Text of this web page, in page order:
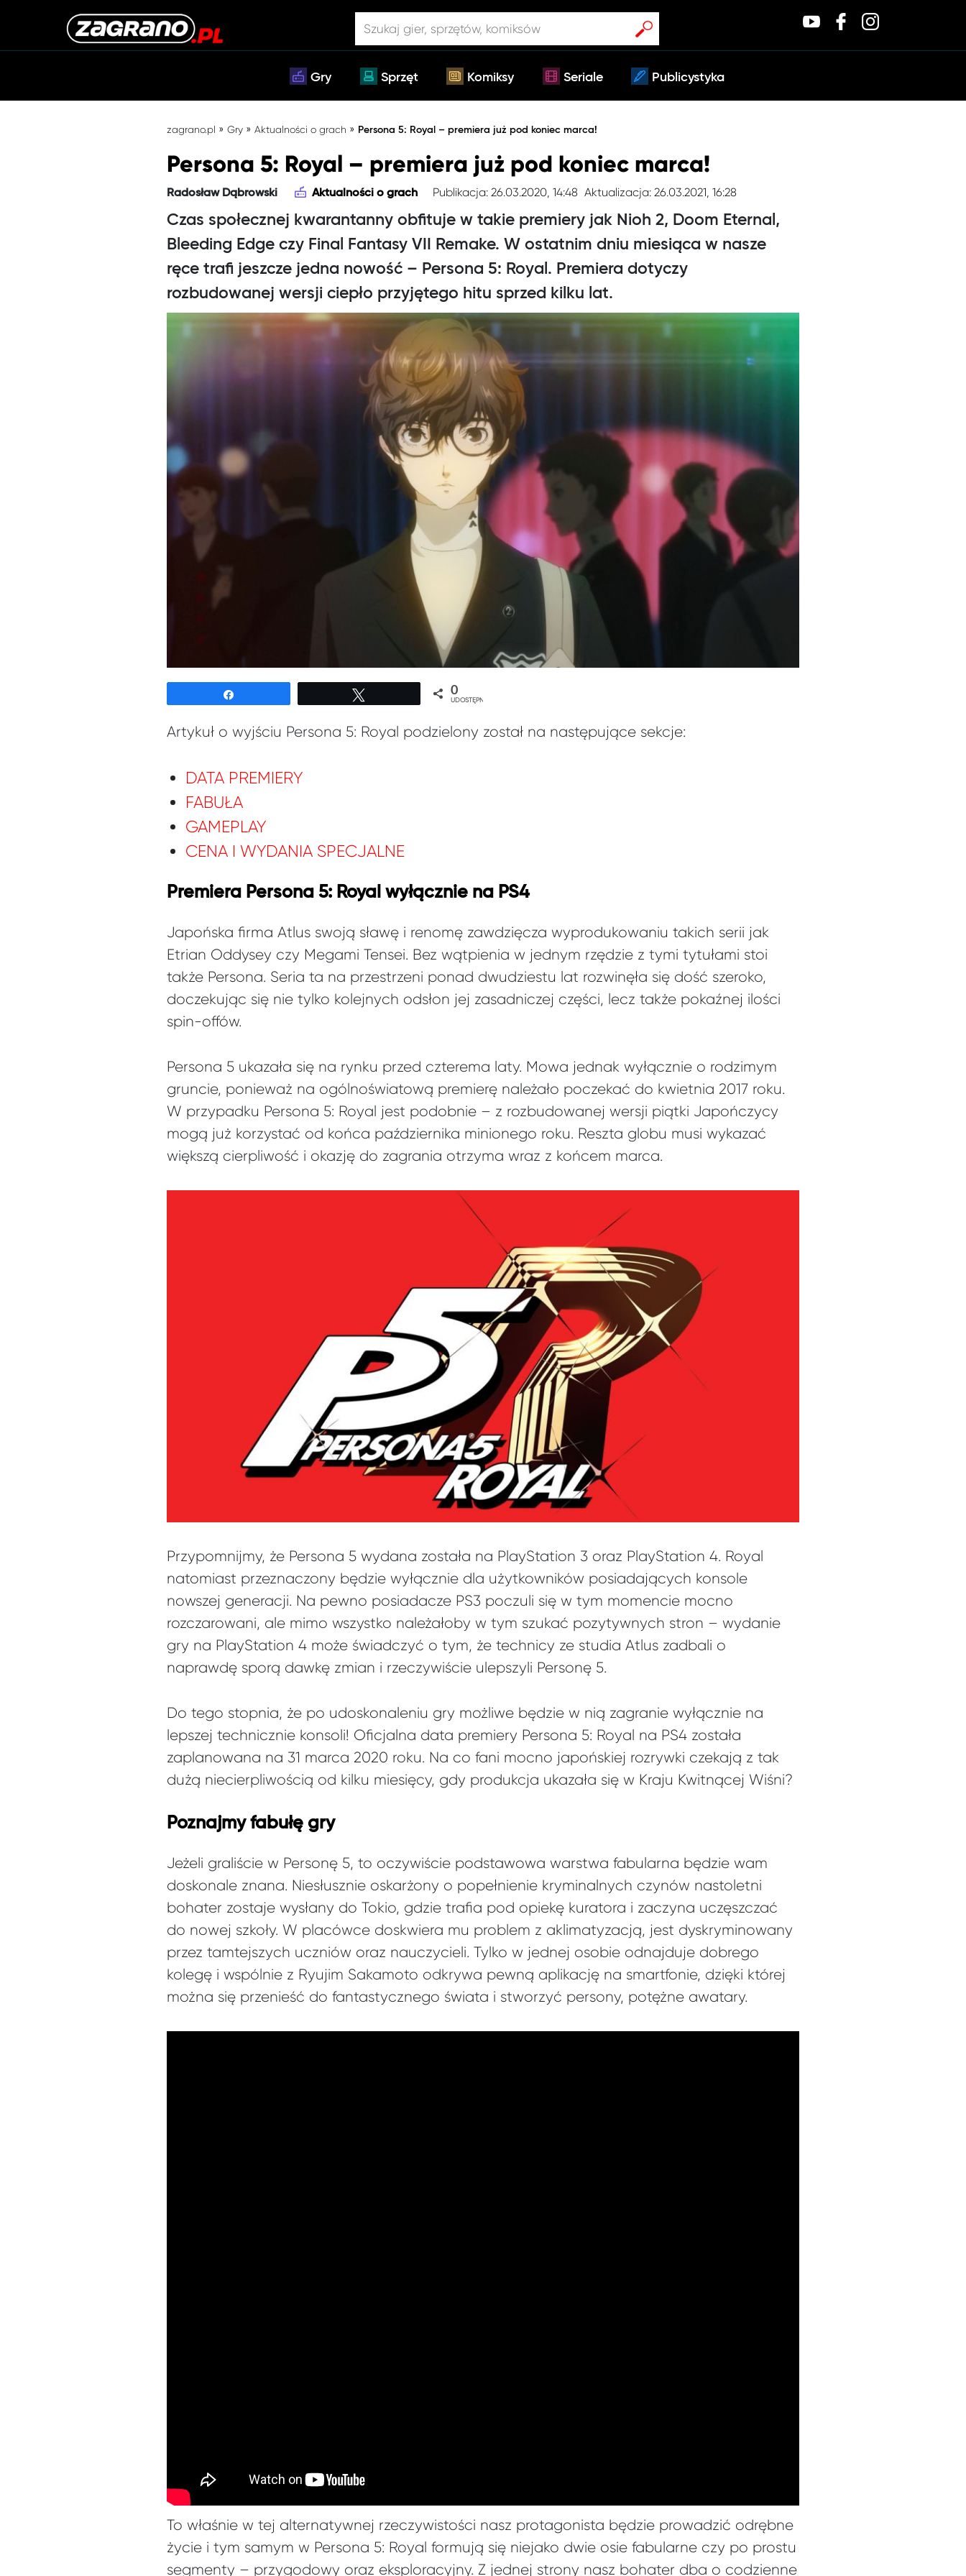
Gry Sprzęt Komiksy Seriale Publicystyka
zagrano.pl » Gry » Aktualności o grach » Persona 5: Royal – premiera już pod koniec marca!
Persona 5: Royal – premiera już pod koniec marca!
Radosław Dąbrowski Aktualności o grach Publikacja: 26.03.2020, 14:48 Aktualizacja: 26.03.2021, 16:28
Czas społecznej kwarantanny obfituje w takie premiery jak Nioh 2, Doom Eternal,
Bleeding Edge czy Final Fantasy VII Remake. W ostatnim dniu miesiąca w nasze
ręce trafi jeszcze jedna nowość – Persona 5: Royal. Premiera dotyczy
rozbudowanej wersji ciepło przyjętego hitu sprzed kilku lat.
0
UDOSTĘPNIEŃ
Artykuł o wyjściu Persona 5: Royal podzielony został na następujące sekcje:
DATA PREMIERY
FABUŁA
GAMEPLAY
CENA I WYDANIA SPECJALNE
Premiera Persona 5: Royal wyłącznie na PS4
Japońska firma Atlus swoją sławę i renomę zawdzięcza wyprodukowaniu takich serii jak
Etrian Oddysey czy Megami Tensei. Bez wątpienia w jednym rzędzie z tymi tytułami stoi
także Persona. Seria ta na przestrzeni ponad dwudziestu lat rozwinęła się dość szeroko,
doczekując się nie tylko kolejnych odsłon jej zasadniczej części, lecz także pokaźnej ilości
spin-offów.
Persona 5 ukazała się na rynku przed czterema laty. Mowa jednak wyłącznie o rodzimym
gruncie, ponieważ na ogólnoświatową premierę należało poczekać do kwietnia 2017 roku.
W przypadku Persona 5: Royal jest podobnie – z rozbudowanej wersji piątki Japończycy
mogą już korzystać od końca października minionego roku. Reszta globu musi wykazać
większą cierpliwość i okazję do zagrania otrzyma wraz z końcem marca.
Przypomnijmy, że Persona 5 wydana została na PlayStation 3 oraz PlayStation 4. Royal
natomiast przeznaczony będzie wyłącznie dla użytkowników posiadających konsole
nowszej generacji. Na pewno posiadacze PS3 poczuli się w tym momencie mocno
rozczarowani, ale mimo wszystko należałoby w tym szukać pozytywnych stron – wydanie
gry na PlayStation 4 może świadczyć o tym, że technicy ze studia Atlus zadbali o
naprawdę sporą dawkę zmian i rzeczywiście ulepszyli Personę 5.
Do tego stopnia, że po udoskonaleniu gry możliwe będzie w nią zagranie wyłącznie na
lepszej technicznie konsoli! Oficjalna data premiery Persona 5: Royal na PS4 została
zaplanowana na 31 marca 2020 roku. Na co fani mocno japońskiej rozrywki czekają z tak
dużą niecierpliwością od kilku miesięcy, gdy produkcja ukazała się w Kraju Kwitnącej Wiśni?
Poznajmy fabułę gry
Jeżeli graliście w Personę 5, to oczywiście podstawowa warstwa fabularna będzie wam
doskonale znana. Niesłusznie oskarżony o popełnienie kryminalnych czynów nastoletni
bohater zostaje wysłany do Tokio, gdzie trafia pod opiekę kuratora i zaczyna uczęszczać
do nowej szkoły. W placówce doskwiera mu problem z aklimatyzacją, jest dyskryminowany
przez tamtejszych uczniów oraz nauczycieli. Tylko w jednej osobie odnajduje dobrego
kolegę i wspólnie z Ryujim Sakamoto odkrywa pewną aplikację na smartfonie, dzięki której
można się przenieść do fantastycznego świata i stworzyć persony, potężne awatary.
To właśnie w tej alternatywnej rzeczywistości nasz protagonista będzie prowadzić odrębne
życie i tym samym w Persona 5: Royal formują się niejako dwie osie fabularne czy po prostu
segmenty – przygodowy oraz eksploracyjny. Z jednej strony nasz bohater dba o codzienne